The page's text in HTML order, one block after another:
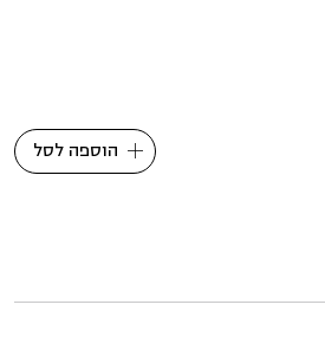
הוספה לסל